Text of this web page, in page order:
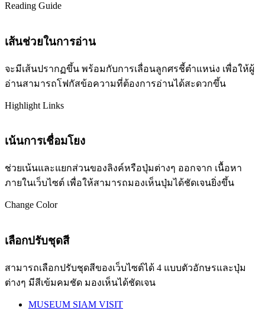
Reading Guide
เส้นช่วยในการอ่าน
จะมีเส้นปรากฏขึ้น พร้อมกับการเลื่อนลูกศรชี้ตำแหน่ง เพื่อให้ผู้
อ่านสามารถโฟกัสข้อความที่ต้องการอ่านได้สะดวกขึ้น
Highlight Links
เน้นการเชื่อมโยง
ช่วยเน้นและแยกส่วนของลิงค์หรือปุ่มต่างๆ ออกจาก เนื้อหา
ภายในเว็บไซต์ เพื่อให้สามารถมองเห็นปุ่มได้ชัดเจนยิ่งขึ้น
Change Color
เลือกปรับชุดสี
สามารถเลือกปรับชุดสีของเว็บไซต์ได้ 4 แบบตัวอักษรและปุ่ม
ต่างๆ มีสีเข้มคมชัด มองเห็นได้ชัดเจน
MUSEUM SIAM VISIT